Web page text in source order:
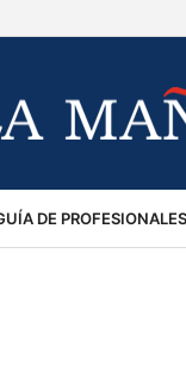
DE PROFESIONALES